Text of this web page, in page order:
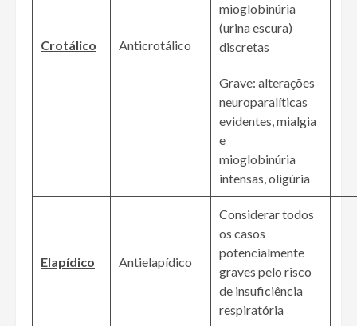
Crotálico Anticrotálico
mioglobinúria
(urina escura)
discretas
Grave: alterações
neuroparalíticas
evidentes, mialgia
e
mioglobinúria
intensas, oligúria
Elapídico Antielapídico
Considerar todos
os casos
potencialmente
graves pelo risco
de insuficiência
respiratória